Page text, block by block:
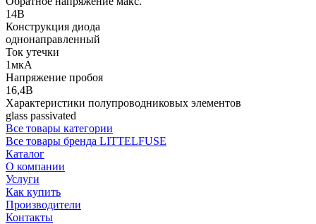
14В
Конструкция диода
однонаправленный
Ток утечки
1мкА
Напряжение пробоя
16,4В
Характеристики полупроводниковых элементов
glass passivated
Все товары категории
Все товары бренда LITTELFUSE
Каталог
О компании
Услуги
Как купить
Производители
Контакты